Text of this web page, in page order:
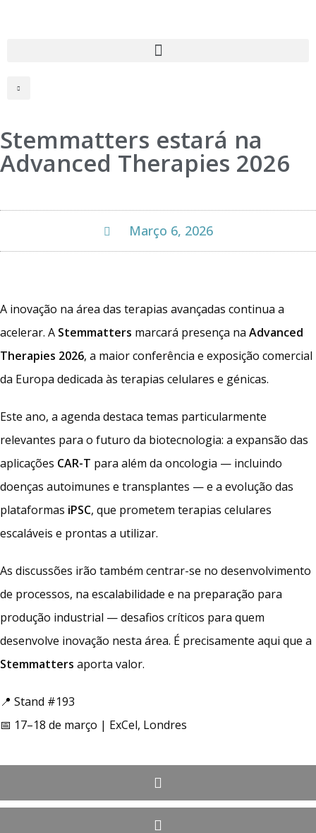
Stemmatters estará na
Advanced Therapies 2026
Março 6, 2026
A inovação na área das terapias avançadas continua a
acelerar. A Stemmatters marcará presença na Advanced
Therapies 2026, a maior conferência e exposição comercial
da Europa dedicada às terapias celulares e génicas.
Este ano, a agenda destaca temas particularmente
relevantes para o futuro da biotecnologia: a expansão das
aplicações CAR-T para além da oncologia — incluindo
doenças autoimunes e transplantes — e a evolução das
plataformas iPSC, que prometem terapias celulares
escaláveis e prontas a utilizar.
As discussões irão também centrar-se no desenvolvimento
de processos, na escalabilidade e na preparação para
produção industrial — desafios críticos para quem
desenvolve inovação nesta área. É precisamente aqui que a
Stemmatters aporta valor.
📍 Stand #193
📅 17–18 de março | ExCel, Londres